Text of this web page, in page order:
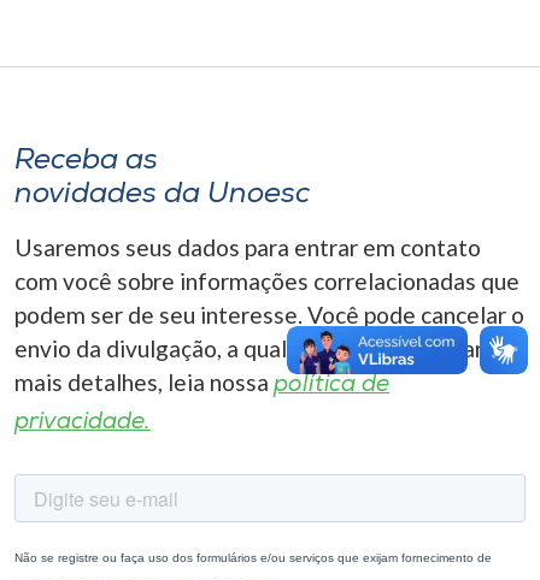
A+
Receba as
novidades da Unoesc
Usaremos seus dados para entrar em contato
com você sobre informações correlacionadas que
podem ser de seu interesse. Você pode cancelar o
envio da divulgação, a qualquer momento. Para
mais detalhes, leia nossa política de
privacidade.